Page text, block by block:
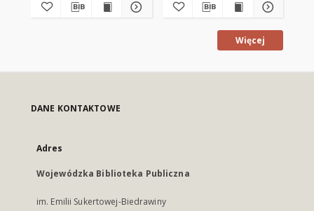
Więcej
DANE KONTAKTOWE
Adres
Wojewódzka Biblioteka Publiczna
im. Emilii Sukertowej-Biedrawiny